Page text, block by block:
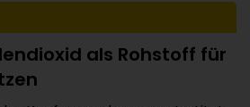
als Rohstoff für